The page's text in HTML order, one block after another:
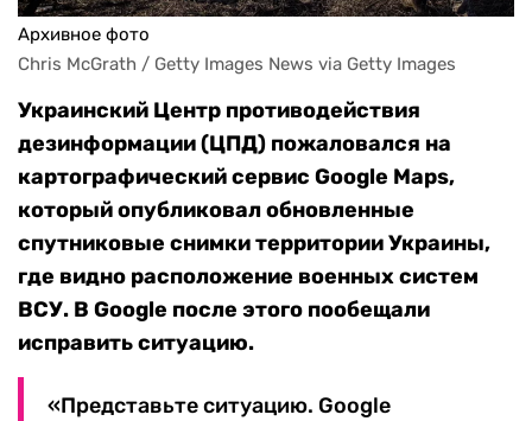
Архивное фото
Chris McGrath / Getty Images News via Getty Images
Украинский Центр противодействия
дезинформации (ЦПД) пожаловался на
картографический сервис Google Maps,
который опубликовал обновленные
спутниковые снимки территории Украины,
где видно расположение военных систем
ВСУ. В Google после этого пообещали
исправить ситуацию.
«Представьте ситуацию. Google